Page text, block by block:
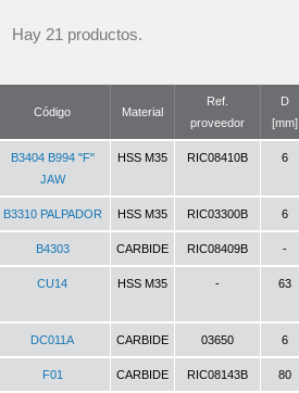
Hay 21 productos.
Código Material
Ref.
proveedor
D
[mm]
B3404 B994 "F"
JAW
HSS M35 RIC08410B 6
B3310 PALPADOR HSS M35 RIC03300B 6
B4303 CARBIDE RIC08409B -
CU14 HSS M35 - 63
DC011A CARBIDE 03650 6
F01 CARBIDE RIC08143B 80